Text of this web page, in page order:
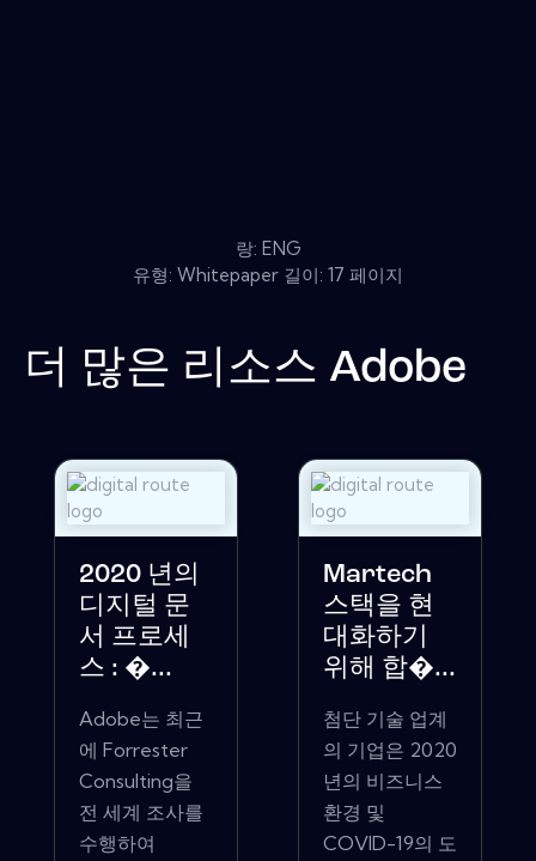
랑: ENG
유형: Whitepaper 길이: 17 페이지
더 많은 리소스 Adobe
2020 년의
디지털 문
서 프로세
스 : �...
Adobe는 최근
에 Forrester
Consulting을
전 세계 조사를
수행하여
Martech
스택을 현
대화하기
위해 합�...
첨단 기술 업계
의 기업은 2020
년의 비즈니스
환경 및
COVID-19의 도